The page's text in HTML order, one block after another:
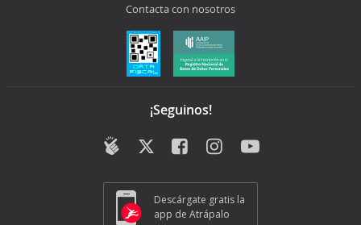
Contacta con nosotros
¡Seguinos!
Descárgate gratis la
app de Atrápalo